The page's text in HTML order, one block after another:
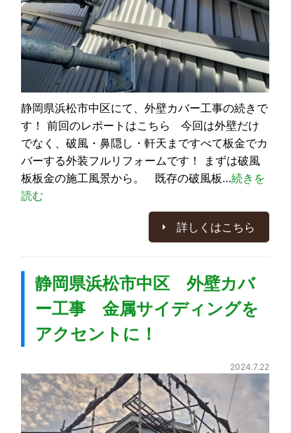
静岡県浜松市中区にて、外壁カバー工事の続きで
す！ 前回のレポートはこちら 今回は外壁だけ
でなく、破風・鼻隠し・軒天まですべて板金でカ
バーする外装フルリフォームです！ まずは破風
板板金の施工風景から。 既存の破風板…続きを
読む
詳しくはこちら
静岡県浜松市中区 外壁カバ
ー工事 金属サイディングを
アクセントに！
2024.7.22